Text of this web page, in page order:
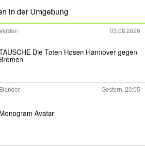
in der Umgebung
03.08.2026
Die Toten Hosen Hannover gegen
Bremen
Blender Gestern, 20:05
Monogram Avatar